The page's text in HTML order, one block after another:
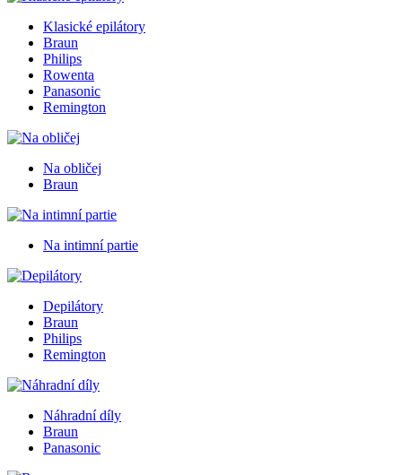
Klasické epilátory
Braun
Philips
Rowenta
Panasonic
Remington
Na obličej
Braun
Na intimní partie
Depilátory
Braun
Philips
Remington
Náhradní díly
Braun
Panasonic